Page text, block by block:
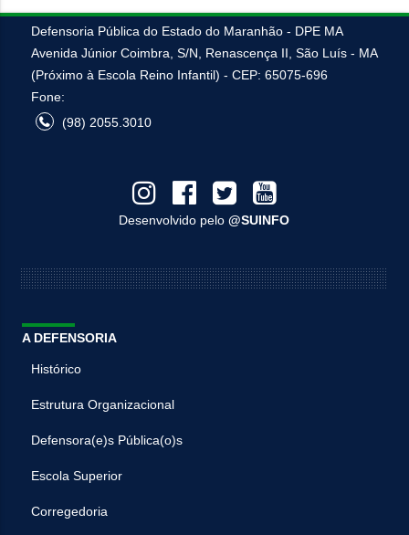
Defensoria Pública do Estado do Maranhão - DPE MA
Avenida Júnior Coimbra, S/N, Renascença II, São Luís - MA
(Próximo à Escola Reino Infantil) - CEP: 65075-696
Fone:
(98) 2055.3010
Desenvolvido pelo@SUINFO
A DEFENSORIA
Histórico
Estrutura Organizacional
Defensora(e)s Pública(o)s
Escola Superior
Corregedoria